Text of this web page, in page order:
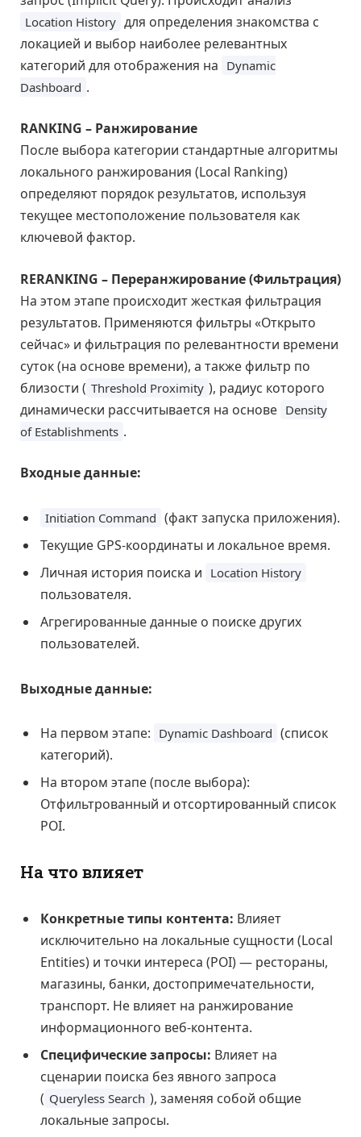
Location History для определения знакомства с
локацией и выбор наиболее релевантных
категорий для отображения на Dynamic
Dashboard .
RANKING – Ранжирование
После выбора категории стандартные алгоритмы
локального ранжирования (Local Ranking)
определяют порядок результатов, используя
текущее местоположение пользователя как
ключевой фактор.
RERANKING – Переранжирование (Фильтрация)
На этом этапе происходит жесткая фильтрация
результатов. Применяются фильтры «Открыто
сейчас» и фильтрация по релевантности времени
суток (на основе времени), а также фильтр по
близости ( Threshold Proximity ), радиус которого
динамически рассчитывается на основе Density
of Establishments .
Входные данные:
Initiation Command (факт запуска приложения).
Текущие GPS-координаты и локальное время.
Личная история поиска и Location History
пользователя.
Агрегированные данные о поиске других
пользователей.
Выходные данные:
На первом этапе: Dynamic Dashboard (список
категорий).
На втором этапе (после выбора):
Отфильтрованный и отсортированный список
POI.
На что влияет
Конкретные типы контента: Влияет
исключительно на локальные сущности (Local
Entities) и точки интереса (POI) — рестораны,
магазины, банки, достопримечательности,
транспорт. Не влияет на ранжирование
информационного веб-контента.
Специфические запросы: Влияет на
сценарии поиска без явного запроса
( Queryless Search ), заменяя собой общие
локальные запросы.